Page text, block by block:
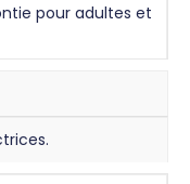
pour adultes et